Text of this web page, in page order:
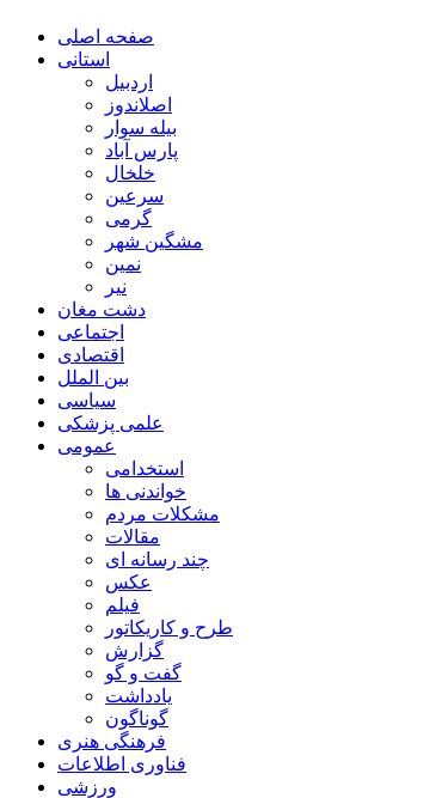
صفحه اصلی
استانی
اردبیل
اصلاندوز
بیله سوار
پارس آباد
خلخال
سرعین
گرمی
مشگین شهر
نمین
نیر
دشت مغان
اجتماعی
اقتصادی
بین الملل
سیاسی
علمی پزشکی
عمومی
استخدامی
خواندنی ها
مشکلات مردم
مقالات
چند رسانه ای
عکس
فیلم
طرح و کاریکاتور
گزارش
گفت و گو
یادداشت
گوناگون
فرهنگی هنری
فناوری اطلاعات
ورزشی